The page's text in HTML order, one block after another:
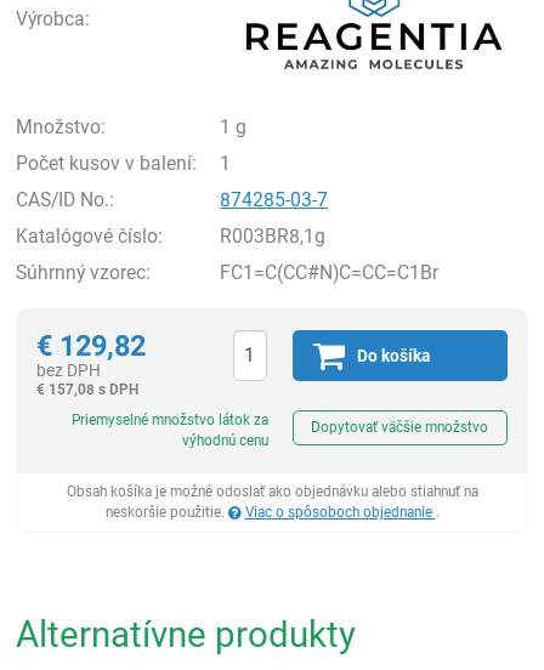
Výrobca:
Množstvo:
1 g
Počet kusov v balení:
1
CAS/ID No.:
874285-03-7
Katalógové číslo:
R003BR8,1g
Súhrnný vzorec:
FC1=C(CC#N)C=CC=C1Br
€ 129,82
bez DPH
€ 157,08 s DPH
Do košíka
Priemyselné množstvo látok za
výhodnú cenu
Dopytovať väčšie množstvo
Obsah košíka je možné odoslať ako objednávku alebo stiahnuť na
neskoršie použitie.
Viac o spôsoboch objednanie .
Alternatívne produkty